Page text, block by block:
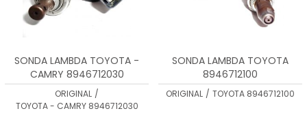
SONDA LAMBDA TOYOTA -
CAMRY 8946712030
ORIGINAL /
TOYOTA - CAMRY 8946712030
SONDA LAMBDA TOYOTA
8946712100
ORIGINAL / TOYOTA 8946712100